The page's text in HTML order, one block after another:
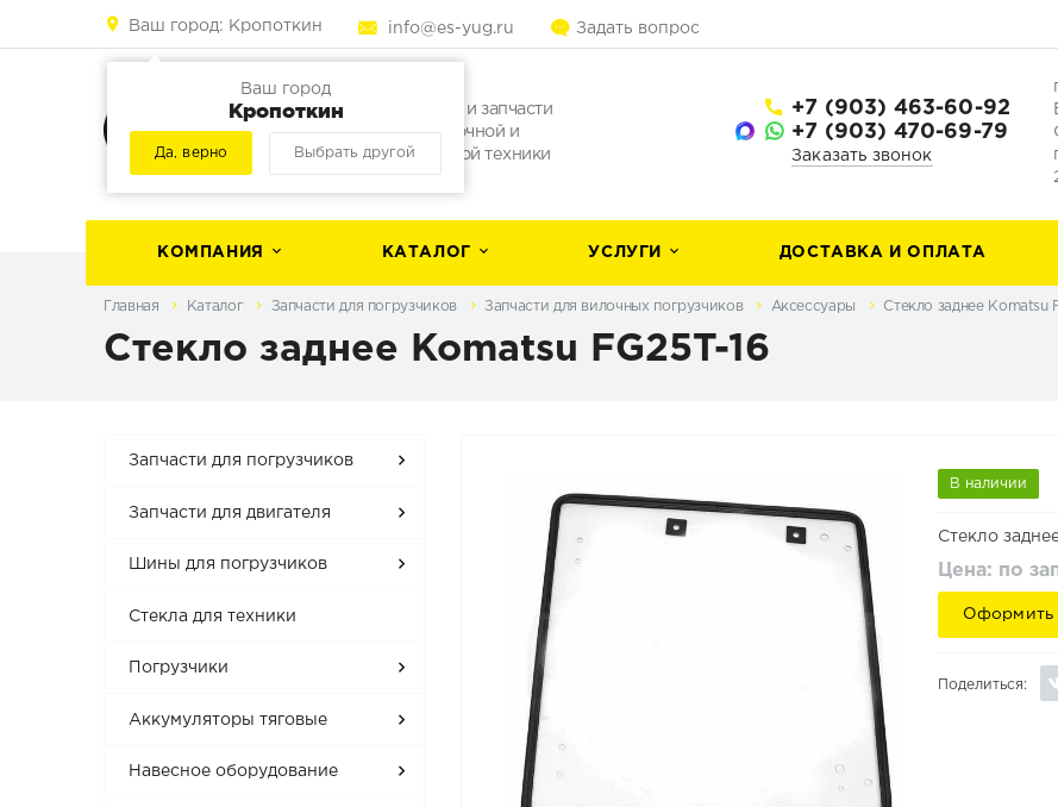
Ваш город: Кропоткин
Ваш город
Кропоткин
Да, верно Выбрать другой
info@es-yug.ru Задать вопрос
Погрузчики и запчасти
для погрузочной и
строительной техники
+7 (903) 463-60-92
+7 (903) 470-69-79
Заказать звонок
КОМПАНИЯ КАТАЛОГ УСЛУГИ ДОСТАВКА И ОПЛАТА
Главная Каталог Запчасти для погрузчиков Запчасти для вилочных погрузчиков Аксессуары Стекло заднее Komatsu
Стекло заднее Komatsu FG25T-16
Запчасти для погрузчиков
Запчасти для двигателя
Шины для погрузчиков
Стекла для техники
Погрузчики
Аккумуляторы тяговые
Навесное оборудование
В наличии
Стекло
Цена: по
Оформить
Поделиться: